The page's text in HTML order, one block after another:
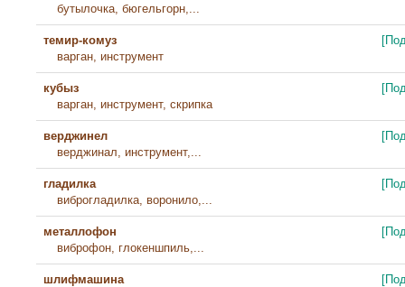
бутылочка, бюгельгорн,...
темир-комуз
варган, инструмент
кубыз
варган, инструмент, скрипка
верджинел
верджинал, инструмент,...
гладилка
виброгладилка, воронило,...
металлофон
виброфон, глокеншпиль,...
шлифмашина